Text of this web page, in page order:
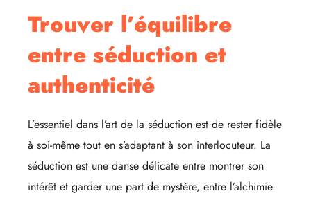
Trouver l’équilibre
entre séduction et
authenticité
L’essentiel dans l’art de la séduction est de rester fidèle
à soi-même tout en s’adaptant à son interlocuteur. La
séduction est une danse délicate entre montrer son
intérêt et garder une part de mystère, entre l’alchimie